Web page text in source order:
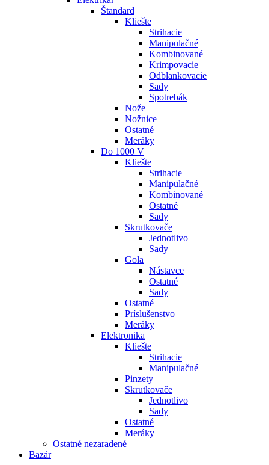
Štandard
Kliešte
Strihacie
Manipulačné
Kombinované
Krimpovacie
Odblankovacie
Sady
Spotrebák
Nože
Nožnice
Ostatné
Meráky
Do 1000 V
Kliešte
Strihacie
Manipulačné
Kombinované
Ostatné
Sady
Skrutkovače
Jednotlivo
Sady
Gola
Nástavce
Ostatné
Sady
Ostatné
Príslušenstvo
Meráky
Elektronika
Kliešte
Strihacie
Manipulačné
Pinzety
Skrutkovače
Jednotlivo
Sady
Ostatné
Meráky
Ostatné nezaradené
Bazár